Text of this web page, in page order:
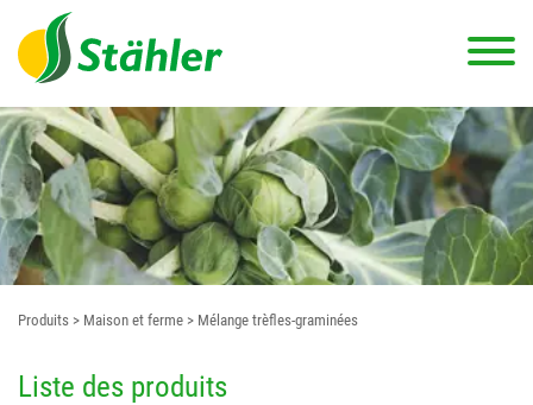
Produits > Maison et ferme > Mélange trèfles-graminées
Liste des produits